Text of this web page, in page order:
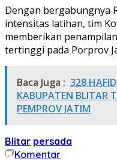
Dengan bergabungnya
intensitas latihan, tim
memberikan
tertinggi pada Porprov
Baca Juga : 328
KABUPATEN BLITAR
PEMPROV JATIM
Blitar persada
Komentar